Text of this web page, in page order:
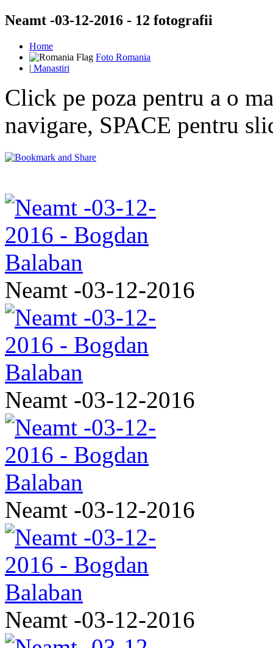
Neamt -03-12-2016 - 12 fotografii
Home
Foto Romania
| Manastiri
Click pe poza pentru a o
navigare, SPACE pentru
Neamt -03-12-2016
Neamt -03-12-2016
Neamt -03-12-2016
Neamt -03-12-2016